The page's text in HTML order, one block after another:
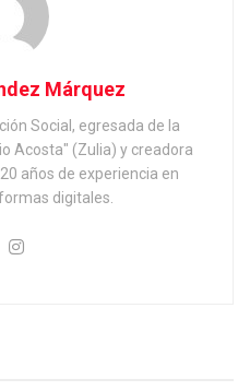
Márquez
Social, egresada de la
Acosta" (Zulia) y creadora
años de experiencia en
digitales.